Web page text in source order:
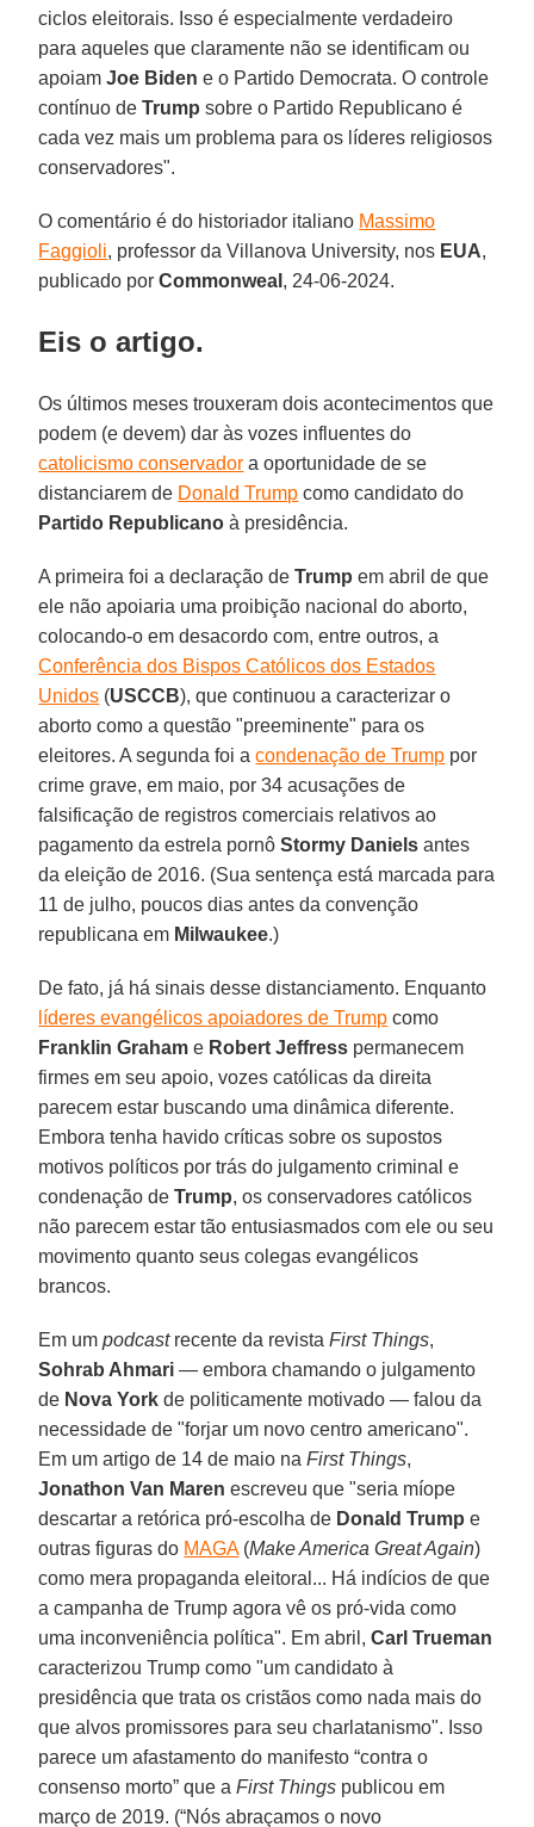
ciclos eleitorais. Isso é especialmente verdadeiro
para aqueles que claramente não se identificam ou
apoiamJoe Biden e o Partido Democrata. O controle
contínuo deTrump sobre o Partido Republicano é
cada vez mais um problema para os líderes religiosos
conservadores".
O comentário é do historiador italiano Massimo
Faggioli, professor da Villanova University, nos EUA,
publicado por Commonweal , 24-06-2024.
Eis o artigo.
Os últimos meses trouxeram dois acontecimentos que
podem (e devem) dar às vozes influentes do
catolicismo conservador a oportunidade de se
distanciarem de Donald Trump como candidato do
Partido Republicano à presidência.
A primeira foi a declaração deTrump em abril de que
ele não apoiaria uma proibição nacional do aborto,
colocando-o em desacordo com, entre outros, a
Conferência dos Bispos Católicos dos Estados
Unidos (USCCB), que continuou a caracterizar o
aborto como a questão "preeminente" para os
eleitores. A segunda foi acondenação de Trump por
crime grave, em maio, por 34 acusações de
falsificação de registros comerciais relativos ao
pagamento da estrela pornôStormy Daniels antes
da eleição de 2016. (Sua sentença está marcada para
11 de julho, poucos dias antes da convenção
republicana em Milwaukee.)
De fato, já há sinais desse distanciamento. Enquanto
líderes evangélicos apoiadores de Trump como
Franklin Graham e Robert Jeffress permanecem
firmes em seu apoio, vozes católicas da direita
parecem estar buscando uma dinâmica diferente.
Embora tenha havido críticas sobre os supostos
motivos políticos por trás do julgamento criminal e
condenação deTrump, os conservadores católicos
não parecem estar tão entusiasmados com ele ou seu
movimento quanto seus colegas evangélicos
brancos.
Em umpodcastrecente da revistaFirst Things,
Sohrab Ahmari — embora chamando o julgamento
de Nova York de politicamente motivado — falou da
necessidade de "forjar um novo centro americano".
Em um artigo de 14 de maio naFirst Things,
Jonathon Van Maren escreveu que "seria míope
descartar a retórica pró-escolha de Donald Trump e
outras figuras do MAGA(Make America Great Again)
como mera propaganda eleitoral... Há indícios de que
a campanha de Trump agora vê os pró-vida como
uma inconveniência política". Em abril,Carl Trueman
caracterizou Trump como "um candidato à
presidência que trata os cristãos como nada mais do
que alvos promissores para seu charlatanismo". Isso
parece um afastamento do manifesto “contra o
consenso morto” que aFirst Things publicou em
março de 2019. (“Nós abraçamos o novo